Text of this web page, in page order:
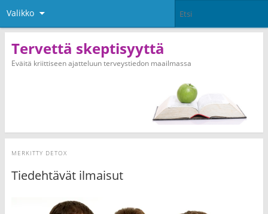
Valikko
Tervettä skeptisyyttä
Eväitä kriittiseen ajatteluun terveystiedon maailmassa
MERKITTY DETOX
Tiedehtävät ilmaisut